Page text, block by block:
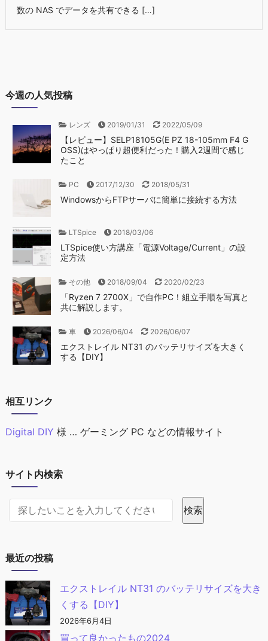
数の NAS でデータを共有できる […]
今週の人気投稿
レンズ 2019/01/31 2022/05/09
【レビュー】SELP18105G(E PZ 18-105mm F4 G
OSS)はやっぱり超便利だった！購入2週間で感じ
たこと
PC 2017/12/30 2018/05/31
WindowsからFTPサーバに簡単に接続する方法
LTSpice 2018/03/06
LTSpice使い方講座「電源Voltage/Current」の設
定方法
その他 2018/09/04 2020/02/23
「Ryzen 7 2700X」で自作PC！組立手順を写真と
共に解説します。
車 2026/06/04 2026/06/07
エクストレイル NT31 のバッテリサイズを大きく
する【DIY】
相互リンク
Digital DIY 様 … ゲーミング PC などの情報サイト
サイト内検索
サイト内検索 検索
最近の投稿
エクストレイル NT31 のバッテリサイズを大き
くする【DIY】
2026年6月4日
買って良かったもの2024